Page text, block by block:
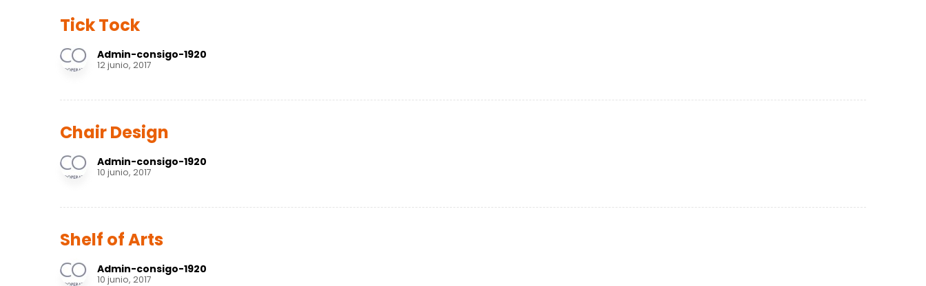
Tick Tock
Admin-consigo-1920
12 junio, 2017
Chair Design
Admin-consigo-1920
10 junio, 2017
Shelf of Arts
Admin-consigo-1920
10 junio, 2017